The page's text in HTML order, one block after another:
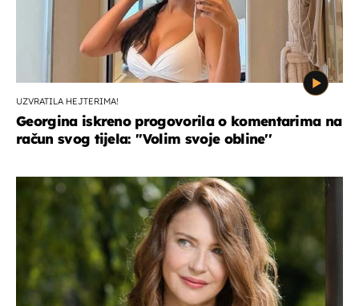
UZVRATILA HEJTERIMA!
Georgina iskreno progovorila o komentarima na
račun svog tijela: ''Volim svoje obline''